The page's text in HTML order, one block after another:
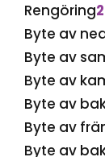
Rengöring
Byte av
Byte av
Byte av
Byte av
Byte av
Byte av